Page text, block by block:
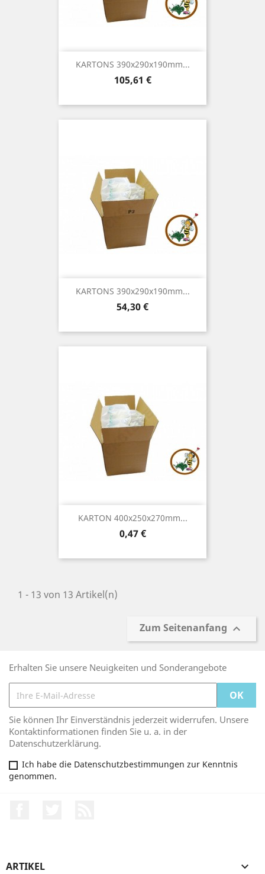
KARTONS 390x290x190mm...
Preis
105,61 €
KARTONS 390x290x190mm...
Preis
54,30 €
KARTON 400x250x270mm...
Preis
0,47 €
1 - 13 von 13 Artikel(n)
Zum Seitenanfang 
Erhalten Sie unsere Neuigkeiten und Sonderangebote
Sie können Ihr Einverständnis jederzeit widerrufen. Unsere
Kontaktinformationen finden Sie u. a. in der
Datenschutzerklärung.
Ich habe die Datenschutzbestimmungen zur Kenntnis
genommen.
ARTIKEL 